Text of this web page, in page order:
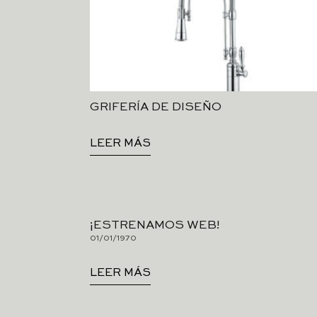
GRIFERÍA DE DISEÑO
LEER MÁS
¡ESTRENAMOS WEB!
01/01/1970
LEER MÁS